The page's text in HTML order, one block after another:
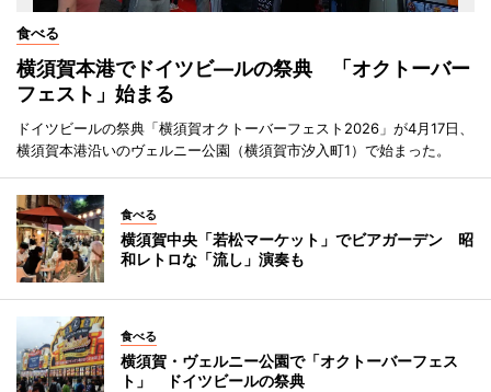
食べる
横須賀本港でドイツビ―ルの祭典 「オクトーバー
フェスト」始まる
ドイツビールの祭典「横須賀オクトーバーフェスト2026」が4月17日、
横須賀本港沿いのヴェルニー公園（横須賀市汐入町1）で始まった。
食べる
横須賀中央「若松マーケット」でビアガーデン 昭
和レトロな「流し」演奏も
食べる
横須賀・ヴェルニー公園で「オクトーバーフェス
ト」 ドイツビールの祭典